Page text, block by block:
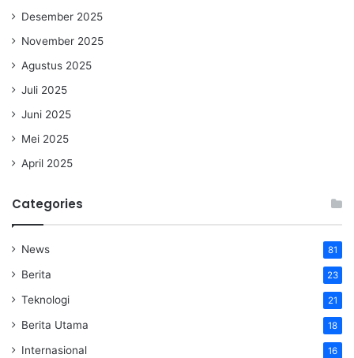
Desember 2025
November 2025
Agustus 2025
Juli 2025
Juni 2025
Mei 2025
April 2025
Categories
News 81
Berita 23
Teknologi 21
Berita Utama 18
Internasional 16